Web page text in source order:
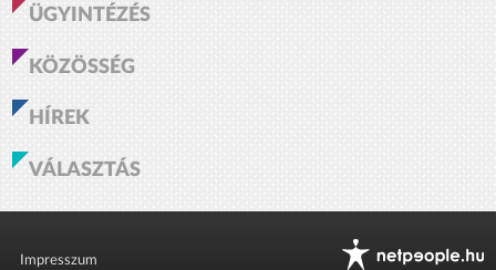
ÜGYINTÉZÉS
KÖZÖSSÉG
HÍREK
VÁLASZTÁS
Impresszum